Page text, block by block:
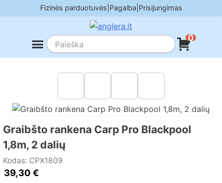
to
Fizinės parduotuvės Pagalba Prisijungimas
0
Graibšto rankena Carp Pro Blackpool
1,8m, 2 dalių
Kodas: CPX1809
39,30 €